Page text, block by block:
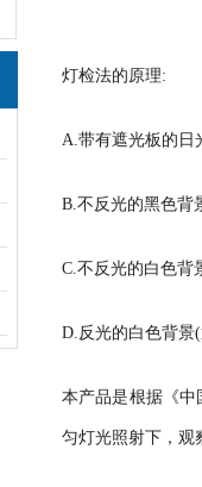
灯检法的原理:
A.带有遮光板的日
B.不反光的黑色背
C.不反光的白色背
D.反光的白色背景
本产品是根据《
匀灯光照射下，观